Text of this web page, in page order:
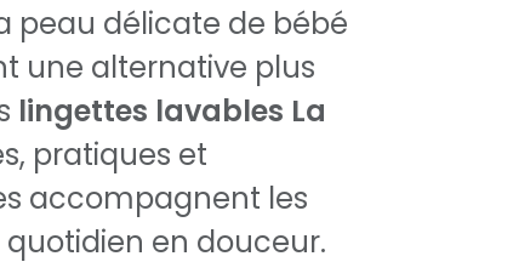
peau délicate de bébé
une alternative plus
lingettes lavables La
pratiques et
accompagnent les
en douceur.